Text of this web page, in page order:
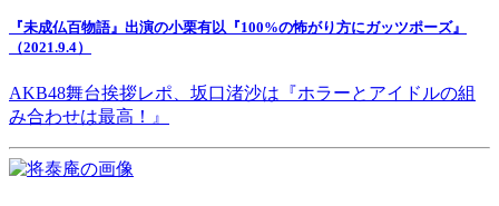
『未成仏百物語』出演の小栗有以『100%の怖がり方にガッツポーズ』
（2021.9.4）
AKB48舞台挨拶レポ、坂口渚沙は『ホラーとアイドルの組
み合わせは最高！』